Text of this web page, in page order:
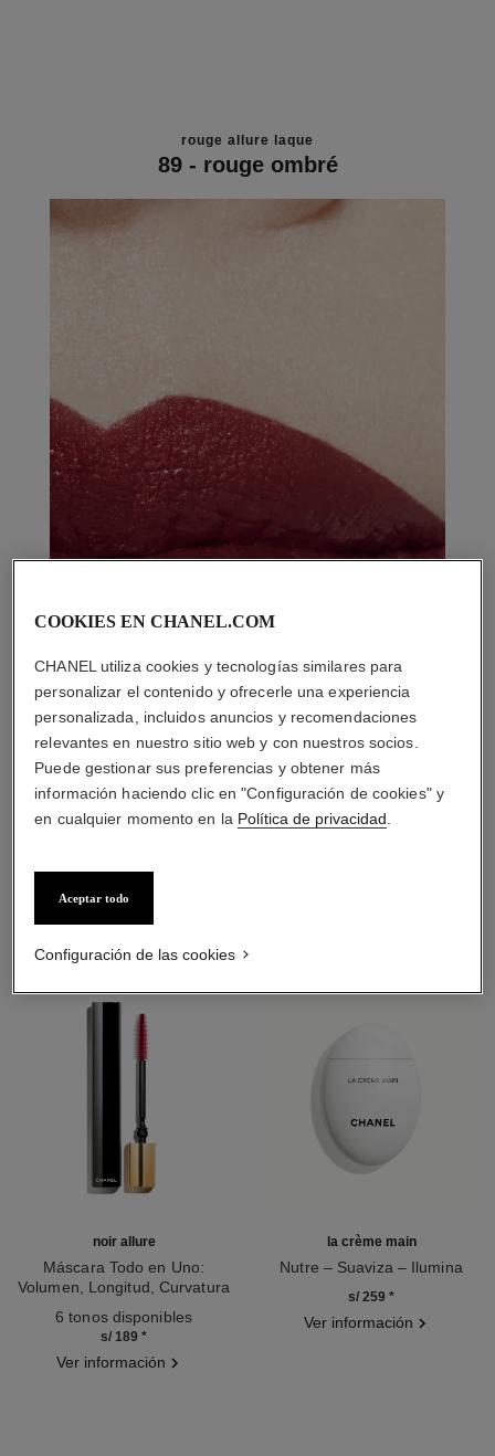
rouge allure laque
89 - rouge ombré
LA COMBINACIÓN PERFECTA
noir allure
Máscara Todo en Uno:
Volumen, Longitud, Curvatura
6 tonos disponibles
s/ 189 *
Ver información
la crème main
Nutre – Suaviza – Ilumina
s/ 259 *
Ver información
COOKIES EN CHANEL.COM
CHANEL utiliza cookies y tecnologías similares para
personalizar el contenido y ofrecerle una experiencia
personalizada, incluidos anuncios y recomendaciones
relevantes en nuestro sitio web y con nuestros socios.
Puede gestionar sus preferencias y obtener más
información haciendo clic en "Configuración de cookies" y
en cualquier momento en la Política de privacidad
Aceptar todo
Configuración de las cookies